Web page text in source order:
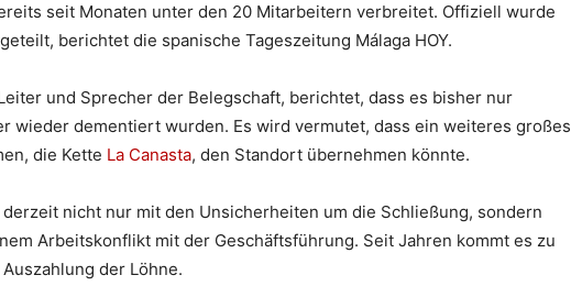
seit Monaten unter den 20 Mitarbeitern verbreitet. Offiziell wurde
berichtet die spanische Tageszeitung Málaga HOY.
und Sprecher der Belegschaft, berichtet, dass es bisher nur
wieder dementiert wurden. Es wird vermutet, dass ein weiteres großes
die Kette La Canasta, den Standort übernehmen könnte.
nicht nur mit den Unsicherheiten um die Schließung, sondern
Arbeitskonflikt mit der Geschäftsführung. Seit Jahren kommt es zu
der Löhne.